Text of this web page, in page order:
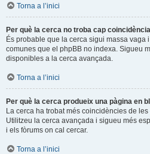
Torna a l’inici
Per què la cerca no troba cap
És probable que la cerca sigui massa vaga
comunes que el phpBB no indexa. Sigueu
disponibles a la cerca avançada.
Torna a l’inici
Per què la cerca produeix una pàgina en
La cerca ha trobat més coincidències de
Utilitzeu la cerca avançada i sigueu més
i els fòrums on cal cercar.
Torna a l’inici